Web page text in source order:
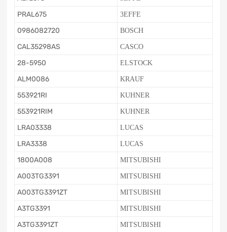
PRAL675 3EFFE
0986082720 BOSCH
CAL35298AS CASCO
28-5950 ELSTOCK
ALM0086 KRAUF
553921RI KUHNER
553921RIM KUHNER
LRA03338 LUCAS
LRA3338 LUCAS
1800A008 MITSUBISHI
A003TG3391 MITSUBISHI
A003TG3391ZT MITSUBISHI
A3TG3391 MITSUBISHI
A3TG3391ZT MITSUBISHI